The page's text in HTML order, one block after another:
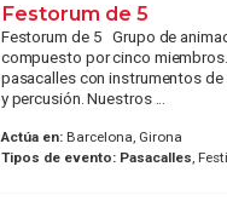
Festorum de 5
Festorum de 5 Grupo de
compuesto por cinco
pasacalles con instrumentos
y percusión. Nuestros ...
Actúa en:Barcelona, Girona
Tipos de evento: Pasacalles ,